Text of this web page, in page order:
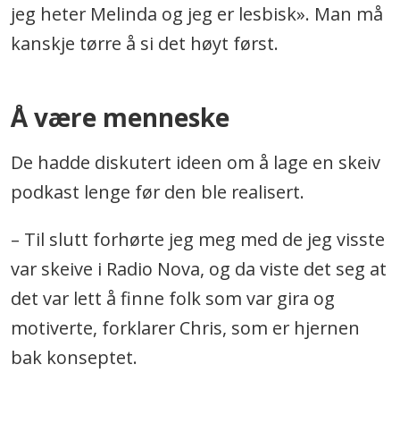
jeg heter Melinda og jeg er lesbisk». Man må
kanskje tørre å si det høyt først.
Å være menneske
De hadde diskutert ideen om å lage en skeiv
podkast lenge før den ble realisert.
– Til slutt forhørte jeg meg med de jeg visste
var skeive i Radio Nova, og da viste det seg at
det var lett å finne folk som var gira og
motiverte, forklarer Chris, som er hjernen
bak konseptet.